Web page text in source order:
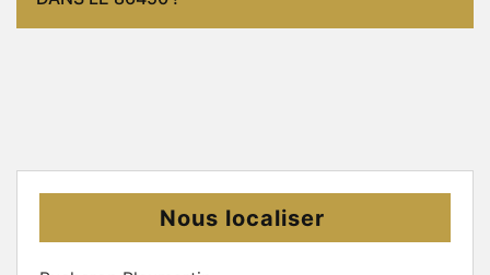
Nous localiser